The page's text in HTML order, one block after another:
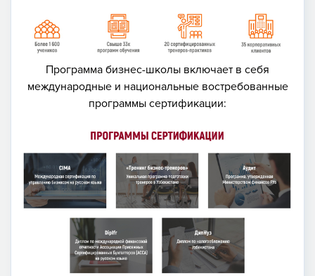
Программа бизнес-школы включает в себя
международные и национальные востребованные
программы сертификации: